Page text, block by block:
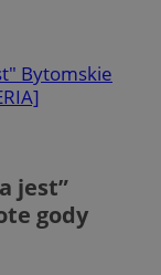
Bytomskie
jest”
gody